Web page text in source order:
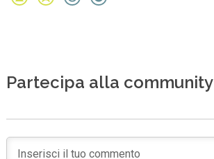
Partecipa alla community